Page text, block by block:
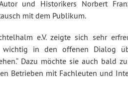
und Historikers Norbert
mit dem Publikum.
e.V. zeigte sich sehr
in den offenen Dialog
Dazu möchte sie auch bald
Betrieben mit Fachleuten und